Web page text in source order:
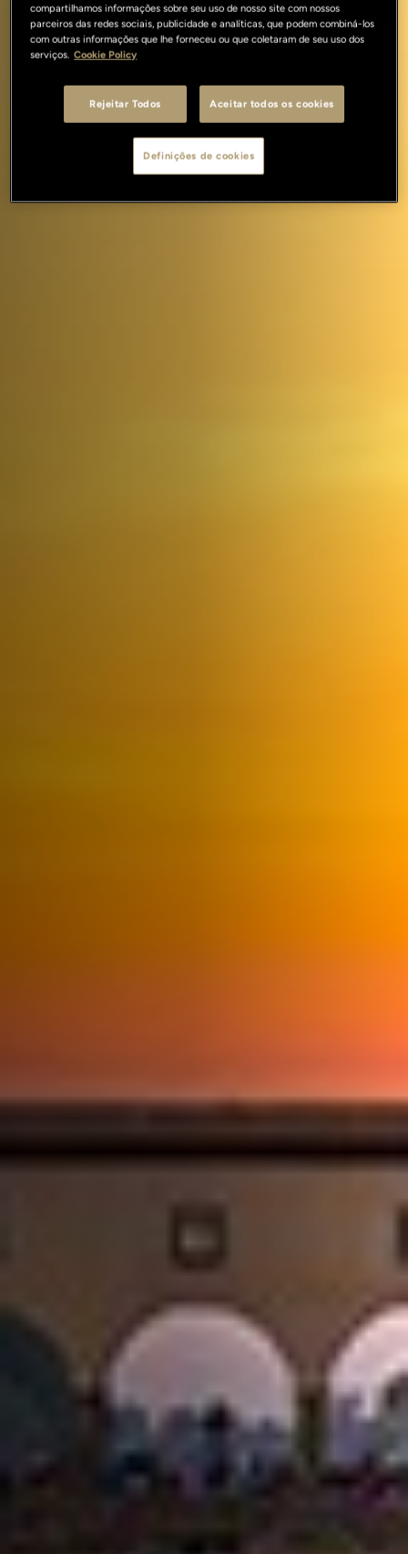
compartilhamos informações sobre seu uso de nosso site com nossos
parceiros das redes sociais, publicidade e analíticas, que podem combiná-los
com outras informações que lhe forneceu ou que coletaram de seu uso dos
serviços. Cookie Policy
Rejeitar Todos Aceitar todos os cookies
Definições de cookies